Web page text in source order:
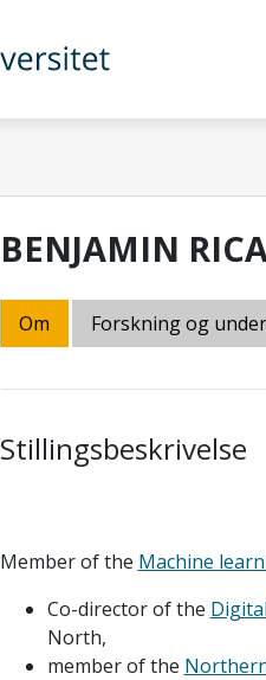
BENJAMIN
Om Forskning og
Stillingsbeskrivelse
Member of the Machine
Co-director of the
North,
member of the